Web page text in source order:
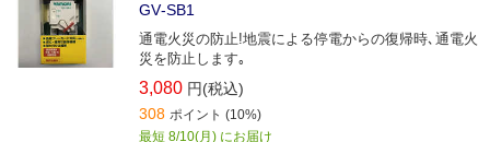
GV‐SB1
通電火災の防止!地震による停電からの復帰時､通電火
災を防止します｡
3,080 円(税込)
308 ポイント (10%)
最短 8/10(月) にお届け